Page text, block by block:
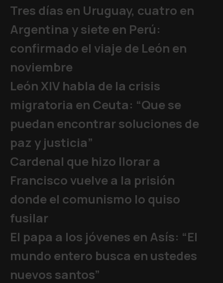
Tres días en Uruguay, cuatro en
Argentina y siete en Perú:
confirmado el viaje de León en
noviembre
León XIV habla de la crisis
migratoria en Ceuta: “Que se
puedan encontrar soluciones de
paz y justicia”
Cardenal que hizo llorar a
Francisco vuelve a la prisión
donde el comunismo lo quiso
fusilar
El papa a los jóvenes en Asís: “El
mundo entero busca en ustedes
nuevos santos”